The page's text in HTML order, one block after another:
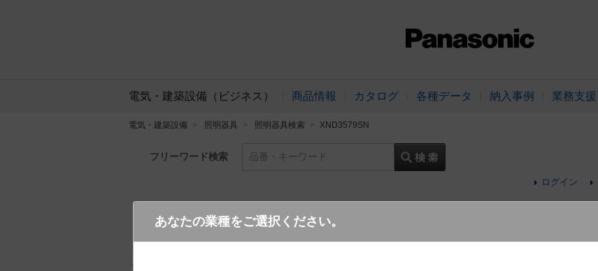
電気・建築設備（ビジネス） 商品情報 カタログ 各種データ 納入事例 業務支援
電気・建築設備 照明器具 照明器具検索 XND3579SN
フリーワード検索 品番・キーワード
ログイン
XND3579SN DD9
あなたの業種をご選択ください。